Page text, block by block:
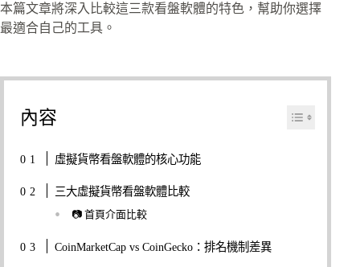
本篇文章將深入比較這三款看盤軟體的特色，幫助你選擇
最適合自己的工具。
內容
虛擬貨幣看盤軟體的核心功能
三大虛擬貨幣看盤軟體比較
📷 首頁介面比較
CoinMarketCap vs CoinGecko：排名機制差異